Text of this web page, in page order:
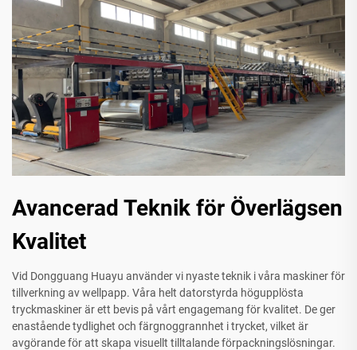
Avancerad Teknik för Överlägsen
Kvalitet
Vid Dongguang Huayu använder vi nyaste teknik i våra maskiner för
tillverkning av wellpapp. Våra helt datorstyrda högupplösta
tryckmaskiner är ett bevis på vårt engagemang för kvalitet. De ger
enastående tydlighet och färgnoggrannhet i trycket, vilket är
avgörande för att skapa visuellt tilltalande förpackningslösningar.